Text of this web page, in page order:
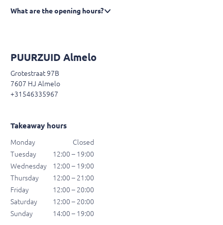
What are the opening hours?
PUURZUID Almelo
Grotestraat 97B
7607 HJ Almelo
+31546335967
Takeaway hours
Monday
Closed
Tuesday
12:00 – 19:00
Wednesday
12:00 – 19:00
Thursday
12:00 – 21:00
Friday
12:00 – 20:00
Saturday
12:00 – 20:00
Sunday
14:00 – 19:00